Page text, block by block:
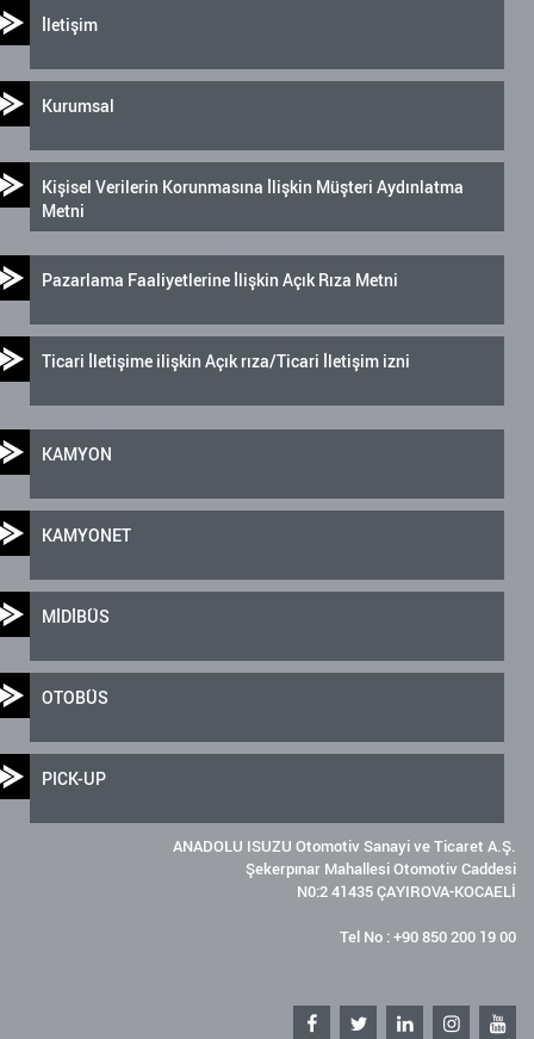
İletişim
Kurumsal
Kişisel Verilerin Korunmasına İlişkin Müşteri Aydınlatma
Metni
Pazarlama Faaliyetlerine İlişkin Açık Rıza Metni
Ticari İletişime ilişkin Açık rıza/Ticari İletişim izni
KAMYON
KAMYONET
MİDİBÜS
OTOBÜS
PICK-UP
ANADOLU ISUZU Otomotiv Sanayi ve Ticaret A.Ş.
Şekerpınar Mahallesi Otomotiv Caddesi
N0:2 41435 ÇAYIROVA-KOCAELİ
Tel No : +90 850 200 19 00